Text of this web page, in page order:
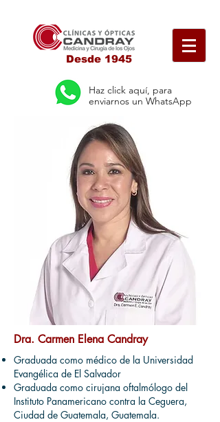
Desde 1945
Haz click aquí, para
enviarnos un WhatsApp
Dra. Carmen Elena Candray
Graduada como médico de la Universidad
Evangélica de El Salvador
Graduada como cirujana oftalmólogo del
Instituto Panamericano contra la Ceguera,
Ciudad de Guatemala, Guatemala.